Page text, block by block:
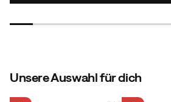
Unsere Auswahl für dich